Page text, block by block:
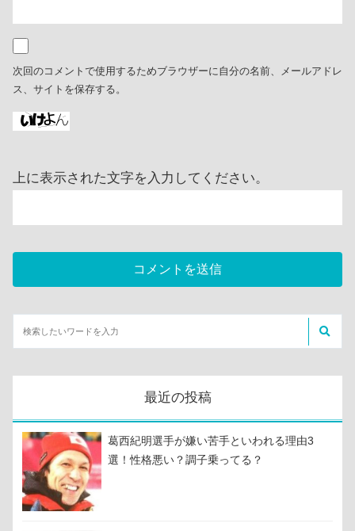
次回のコメントで使用するためブラウザーに自分の名前、メールアドレ
ス、サイトを保存する。
上に表示された文字を入力してください。
最近の投稿
葛西紀明選手が嫌い苦手といわれる理由3
選！性格悪い？調子乗ってる？